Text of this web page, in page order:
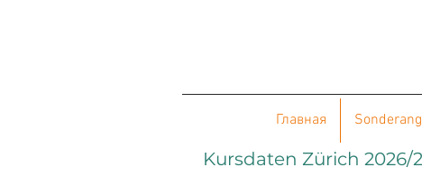
Главная
Kursdaten Zürich 2026/